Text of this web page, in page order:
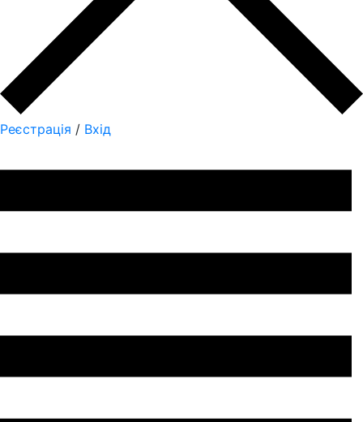
Реєстрація / Вхід